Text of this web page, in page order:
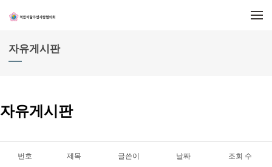
자유게시판
자유게시판
번호 제목 글쓴이 날짜 조회 수